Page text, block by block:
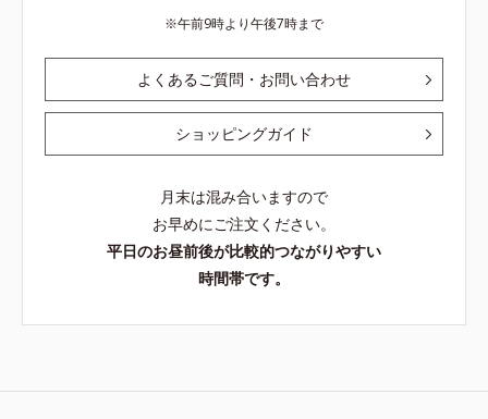
午前9時より午後7時まで
よくあるご質問・お問い合わせ
ショッピングガイド
月末は混み合いますので
お早めにご注文ください。
平日のお昼前後が比較的つながりやすい
時間帯です。